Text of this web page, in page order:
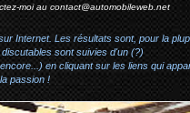
moi aucontact@automobileweb.net
Internet. Les résultats sont, pour la
sont suivies d'un (?)
en cliquant sur les liens qui
passion !